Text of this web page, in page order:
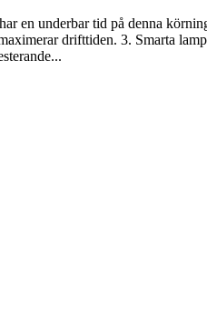
en underbar tid på denna
drifttiden. 3. Smarta